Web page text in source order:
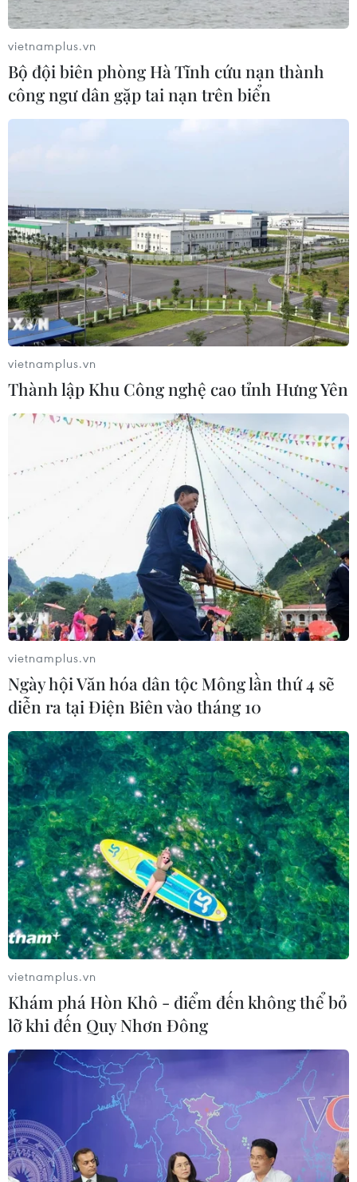
vietnamplus.vn
Bộ đội biên phòng Hà Tĩnh cứu nạn thành
công ngư dân gặp tai nạn trên biển
vietnamplus.vn
Thành lập Khu Công nghệ cao tỉnh Hưng Yên
vietnamplus.vn
Ngày hội Văn hóa dân tộc Mông lần thứ 4 sẽ
diễn ra tại Điện Biên vào tháng 10
vietnamplus.vn
Khám phá Hòn Khô - điểm đến không thể bỏ
lỡ khi đến Quy Nhơn Đông